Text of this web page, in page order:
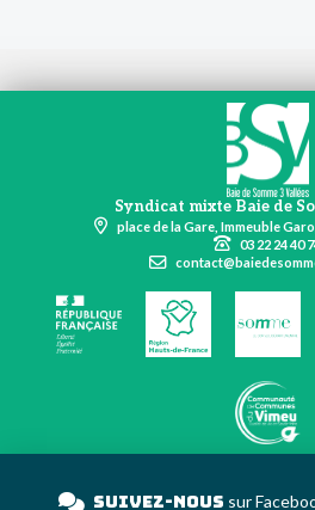
Syndicat mixte Baie de
place de la Gare, Immeuble
03 22 24 40
Suivez-noussur Faceb